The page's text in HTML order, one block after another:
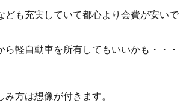
ども充実していて都心より会費が安いで
ら軽自動車を所有してもいいかも・・・
方は想像が付きます。